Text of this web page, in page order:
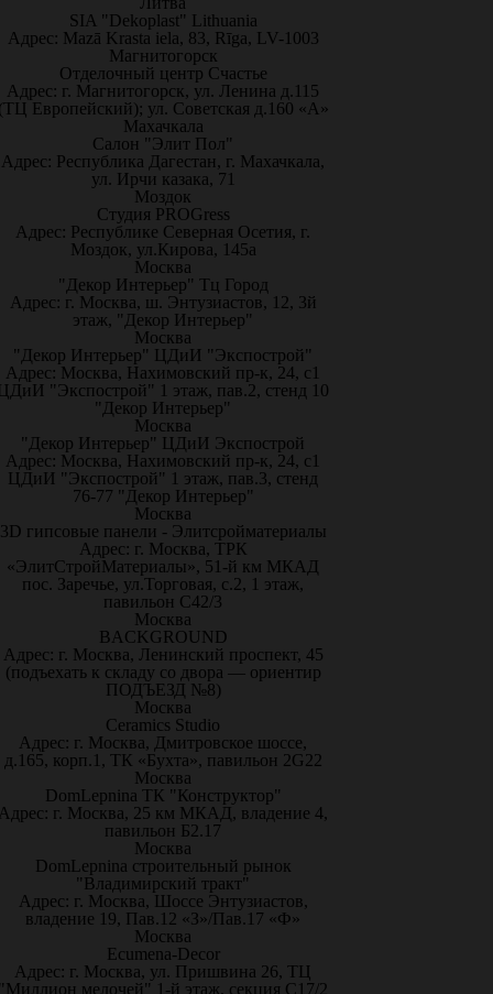
SIA "Dekoplast" Lithuania
Адрес: Mazā Krasta iela, 83, Rīga, LV-1003
Магнитогорск
Отделочный центр Счастье
Адрес: г. Магнитогорск, ул. Ленина д.115
Европейский); ул. Советская д.160 «А»
Махачкала
Салон "Элит Пол"
Адрес: Республика Дагестан, г. Махачкала,
ул. Ирчи казака, 71
Моздок
Студия PROGress
Адрес: Республике Северная Осетия, г.
Моздок, ул.Кирова, 145а
Москва
"Декор Интерьер" Тц Город
Адрес: г. Москва, ш. Энтузиастов, 12, 3й
этаж, "Декор Интерьер"
Москва
"Декор Интерьер" ЦДиИ "Экспострой"
Адрес: Москва, Нахимовский пр-к, 24, с1
"Экспострой" 1 этаж, пав.2, стенд 10
"Декор Интерьер"
Москва
"Декор Интерьер" ЦДиИ Экспострой
Адрес: Москва, Нахимовский пр-к, 24, с1
ЦДиИ "Экспострой" 1 этаж, пав.3, стенд
76-77 "Декор Интерьер"
Москва
3D гипсовые панели - Элитсройматериалы
Адрес: г. Москва, ТРК
«ЭлитСтройМатериалы», 51-й км МКАД
пос. Заречье, ул.Торговая, с.2, 1 этаж,
павильон С42/3
Москва
BACKGROUND
Адрес: г. Москва, Ленинский проспект, 45
(подъехать к складу со двора — ориентир
ПОДЪЕЗД №8)
Москва
Ceramics Studio
Адрес: г. Москва, Дмитровское шоссе,
д.165, корп.1, ТК «Бухта», павильон 2G22
Москва
DomLepnina ТК "Конструктор"
г. Москва, 25 км МКАД, владение 4,
павильон Б2.17
Москва
DomLepnina строительный рынок
"Владимирский тракт"
Адрес: г. Москва, Шоссе Энтузиастов,
владение 19, Пав.12 «З»/Пав.17 «Ф»
Москва
Ecumena-Decor
Адрес: г. Москва, ул. Пришвина 26, ТЦ
мелочей" 1-й этаж, секция С17/2